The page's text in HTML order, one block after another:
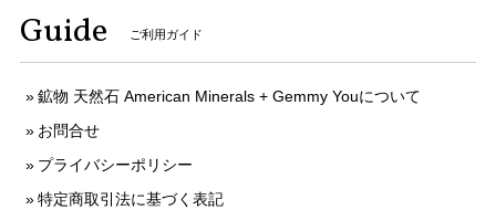
Guide ご利用ガイド
鉱物 天然石 American Minerals + Gemmy Youについて
お問合せ
プライバシーポリシー
特定商取引法に基づく表記